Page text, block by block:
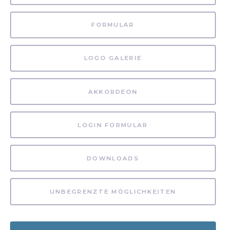
FORMULAR
LOGO GALERIE
AKKORDEON
LOGIN FORMULAR
DOWNLOADS
UNBEGRENZTE MÖGLICHKEITEN